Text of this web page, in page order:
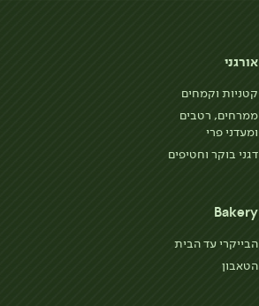
אורגני
קטניות וקמחים
ממרחים, רטבים
ומעדני פרי
דגני בוקר וחטיפים
Bakery
הבייקרי עד הבית
הטאבון